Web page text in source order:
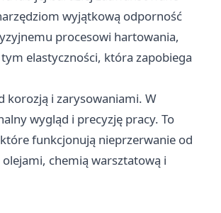
wyjątkową odporność
procesowi hartowania,
elastyczności, która zapobiega
korozją i zarysowaniami. W
wygląd i precyzję pracy. To
funkcjonują nieprzerwanie od
chemią warsztatową i